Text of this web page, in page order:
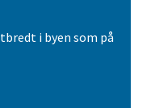
i byen som på